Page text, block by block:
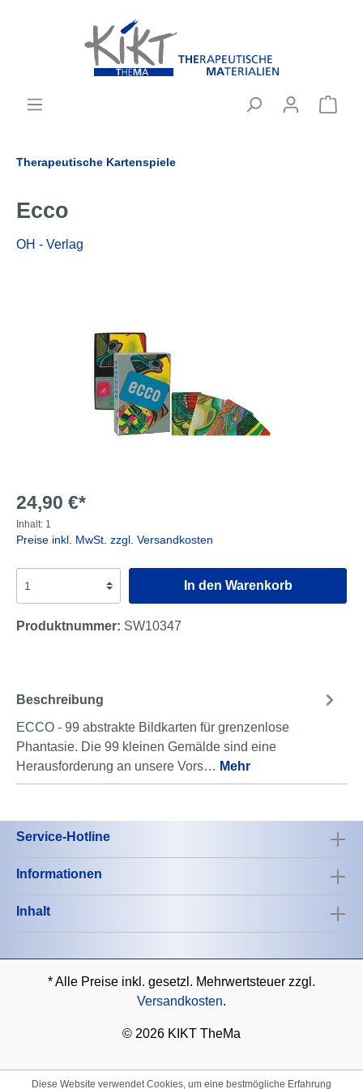
Therapeutische Kartenspiele
Ecco
OH - Verlag
24,90 €*
Inhalt: 1
Preise inkl. MwSt. zzgl. Versandkosten
In den Warenkorb
Produktnummer: SW10347
Beschreibung
ECCO - 99 abstrakte Bildkarten für grenzenlose
Phantasie. Die 99 kleinen Gemälde sind eine
Herausforderung an unsere Vors… Mehr
Service-Hotline
Informationen
Inhalt
* Alle Preise inkl. gesetzl. Mehrwertsteuer zzgl.
Versandkosten.
© 2026 KIKT TheMa
Diese Website verwendet Cookies, um eine bestmögliche Erfahrung